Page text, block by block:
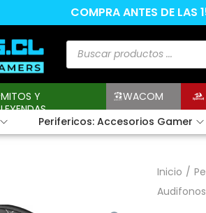
COMPRA ANTES DE LAS
MITOS Y
LEYENDAS
WACOM
Perifericos: Accesorios Gamer
Inicio /